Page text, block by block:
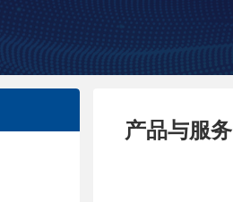
产品与服务